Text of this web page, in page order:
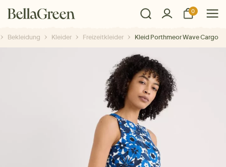
0
Bekleidung Kleider Freizeitkleider Kleid Porthmeor Wave Cargo